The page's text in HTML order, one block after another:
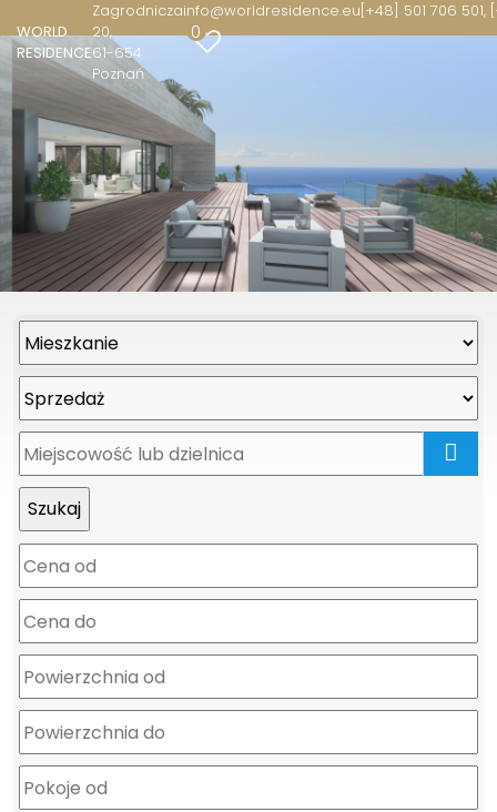
WORLD
RESIDENCE
Zagrodnicza
20
61-654
Poznań
info@worldresidence.eu[+48] 501 706
0